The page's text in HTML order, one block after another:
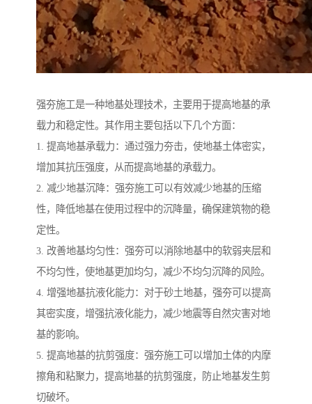
强夯施工是一种地基处理技术，主要用于提高地基的承
载力和稳定性。其作用主要包括以下几个方面：
1. 提高地基承载力：通过强力夯击，使地基土体密实，
增加其抗压强度，从而提高地基的承载力。
2. 减少地基沉降：强夯施工可以有效减少地基的压缩
性，降低地基在使用过程中的沉降量，确保建筑物的稳
定性。
3. 改善地基均匀性：强夯可以消除地基中的软弱夹层和
不均匀性，使地基更加均匀，减少不均匀沉降的风险。
4. 增强地基抗液化能力：对于砂土地基，强夯可以提高
其密实度，增强抗液化能力，减少地震等自然灾害对地
基的影响。
5. 提高地基的抗剪强度：强夯施工可以增加土体的内摩
擦角和粘聚力，提高地基的抗剪强度，防止地基发生剪
切破坏。